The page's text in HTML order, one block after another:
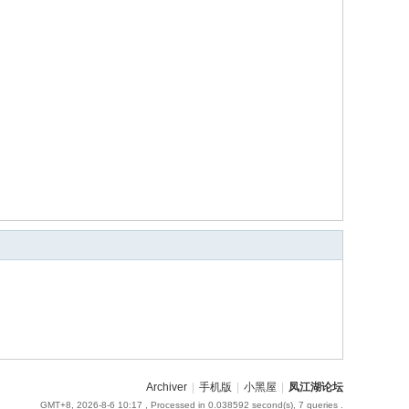
Archiver 手机版 小黑屋 凤江湖论坛
GMT+8, 2026-8-6 10:17 , Processed in 0.038592 second(s), 7 queries .